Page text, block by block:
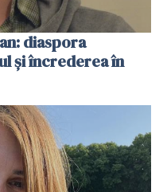
diaspora
și încrederea în